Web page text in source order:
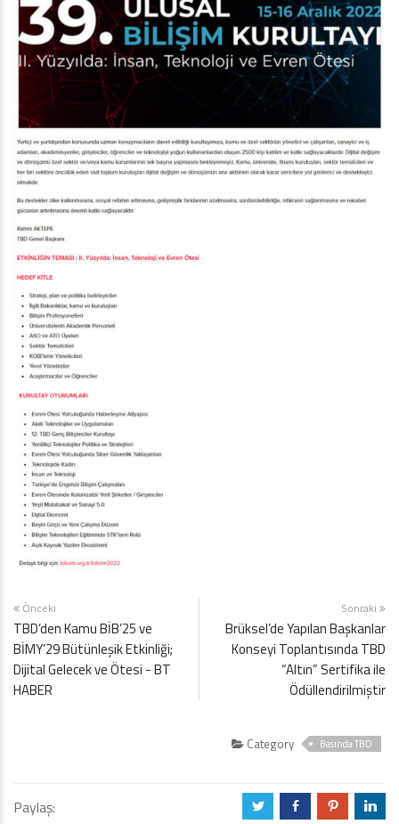
Önceki
TBD’den Kamu BİB’25 ve
BİMY’29 Bütünleşik Etkinliği;
Dijital Gelecek ve Ötesi - BT
HABER
Sonraki
Brüksel’de Yapılan Başkanlar
Konseyi Toplantısında TBD
“Altın” Sertifika ile
Ödüllendirilmiştir
Category Basında TBD
Paylaş: a b d j